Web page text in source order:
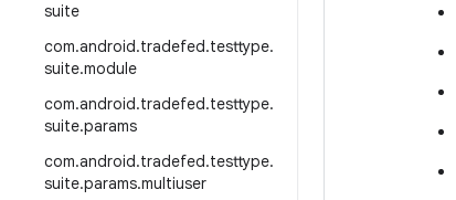
suite
com.android.tradefed.testtype.
suite.module
com.android.tradefed.testtype.
suite.params
com.android.tradefed.testtype.
suite.params.multiuser